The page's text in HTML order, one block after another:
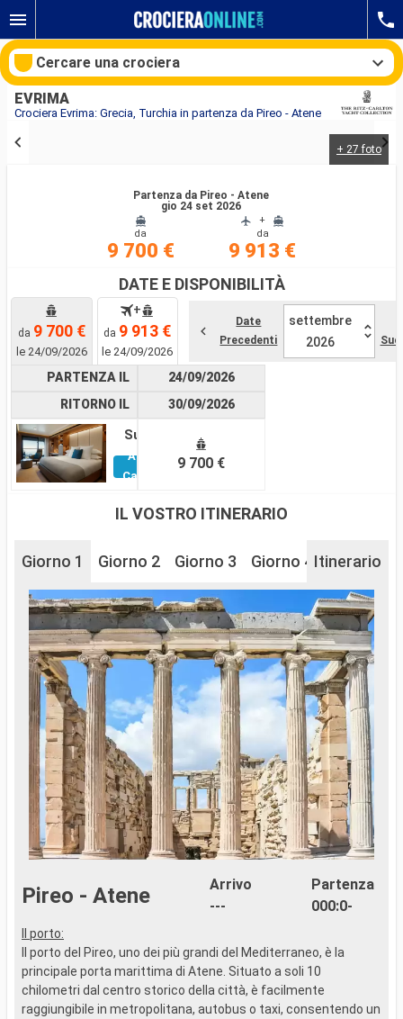
Crociera Evrima: Grecia, Turchia in partenza da Pireo - Atene
EVRIMA
+ 27 foto
Partenza da Pireo - Atene
gio 24 set 2026
da
9 700 €
+
da
9 913 €
DATE E DISPONIBILITÀ
da 9 700 €
le 24/09/2026
+
da 9 913 €
le 24/09/2026
Date
Precedenti
settembre
2026
PARTENZA IL
RITORNO IL
Suite
Altre
Cabine
24/09/2026
30/09/2026
9 700 €
IL VOSTRO ITINERARIO
Giorno 1 Giorno 2 Giorno 3 Giorno 4 Giorno 5
Itinerario
Pireo - Atene
Arrivo
---
Partenza
000:0-
Il porto:
Il porto del Pireo, uno dei più grandi del Mediterraneo, è la
principale porta marittima di Atene. Situato a soli 10
chilometri dal centro storico della città, è facilmente
raggiungibile in metropolitana, autobus o taxi, consentendo un
Cercare una crociera
Mesi di partenza
Compagnie
Ricerca